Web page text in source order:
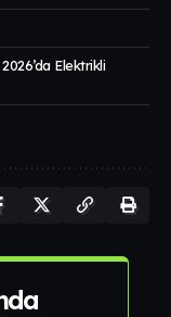
Elektrikli